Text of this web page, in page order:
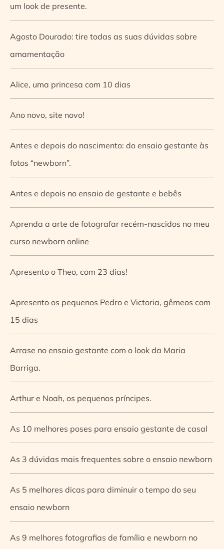
um look de presente.
Agosto Dourado: tire todas as suas dúvidas sobre
amamentação
Alice, uma princesa com 10 dias
Ano novo, site novo!
Antes e depois do nascimento: do ensaio gestante às
fotos “newborn”.
Antes e depois no ensaio de gestante e bebês
Aprenda a arte de fotografar recém-nascidos no meu
curso newborn online
Apresento o Theo, com 23 dias!
Apresento os pequenos Pedro e Victoria, gêmeos com
15 dias
Arrase no ensaio gestante com o look da Maria
Barriga.
Arthur e Noah, os pequenos príncipes.
As 10 melhores poses para ensaio gestante de casal
As 3 dúvidas mais frequentes sobre o ensaio newborn
As 5 melhores dicas para diminuir o tempo do seu
ensaio newborn
As 9 melhores fotografias de família e newborn no